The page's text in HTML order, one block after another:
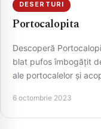
DESERTURI
Portocalopita
Descoperă
blat pufos îmbogățit
ale portocalelor și
momentele…
6 octombrie 2023